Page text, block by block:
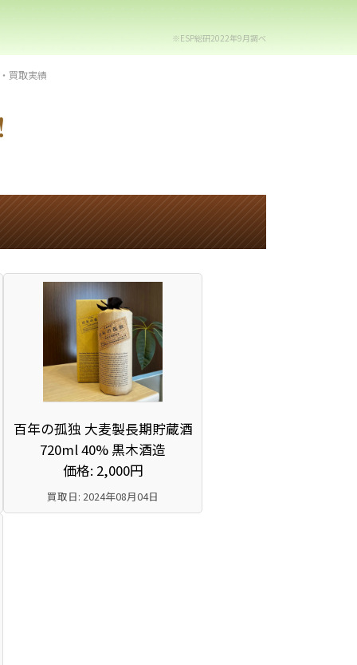
※ESP総研2022年9月調べ
買取実績
百年の孤独 大麦製長期貯蔵酒
720ml 40% 黒木酒造
価格: 2,000円
買取日: 2024年08月04日